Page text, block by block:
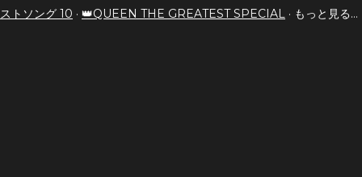
トソング 10 👑QUEEN THE GREATEST SPECIAL もっと見る…